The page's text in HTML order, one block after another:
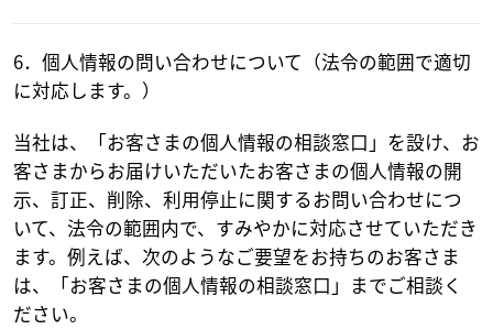
6．個人情報の問い合わせについて（法令の範囲で適切
に対応します。）
当社は、「お客さまの個人情報の相談窓口」を設け、お
客さまからお届けいただいたお客さまの個人情報の開
示、訂正、削除、利用停止に関するお問い合わせにつ
いて、法令の範囲内で、すみやかに対応させていただき
ます。例えば、次のようなご要望をお持ちのお客さま
は、「お客さまの個人情報の相談窓口」までご相談く
ださい。